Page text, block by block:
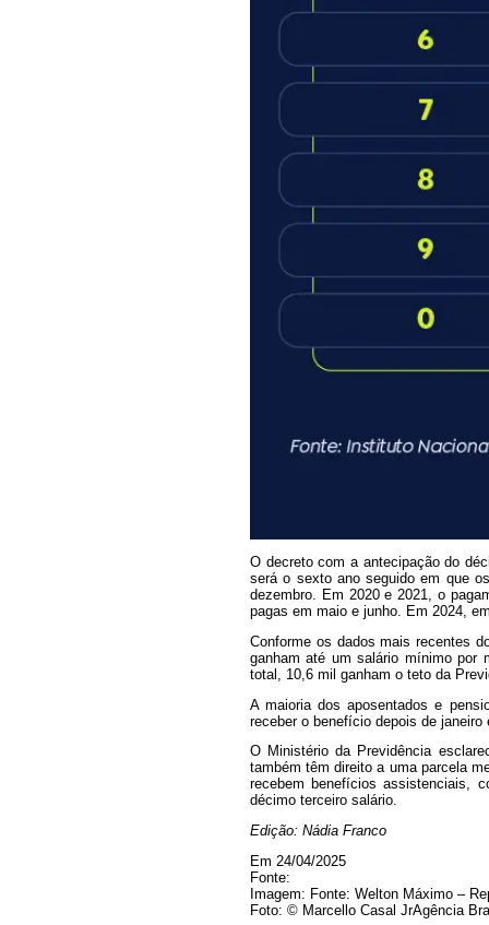
O decreto com a antecipação do
será o sexto ano seguido em que
dezembro. Em 2020 e 2021, o
pagas em maio e junho. Em 2024,
Conforme os dados mais recentes
ganham até um salário mínimo por
total, 10,6 mil ganham o teto da
A maioria dos aposentados e
receber o benefício depois de
O Ministério da Previdência
também têm direito a uma parcela
recebem benefícios assistenciais,
décimo terceiro salário.
Edição: Nádia Franco
Em 24/04/2025
Fonte:
Imagem: Fonte: Welton Máximo –
Foto: © Marcello Casal JrAgência